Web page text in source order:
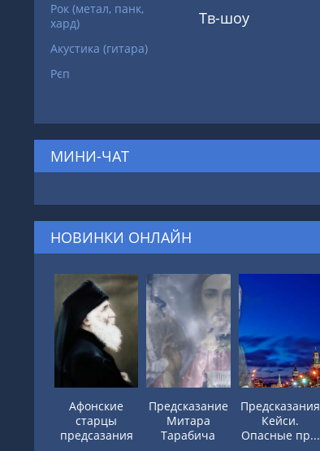
Рок (метал, панк,
хард)
Акустика (гитара)
Рєп
Тв-шоу
МИНИ-ЧАТ
НОВИНКИ ОНЛАЙН
Афонские
старцы
предсазания
Предсказание
Митара
Тарабича
Предсказания
Кейси.
Опасные пр...